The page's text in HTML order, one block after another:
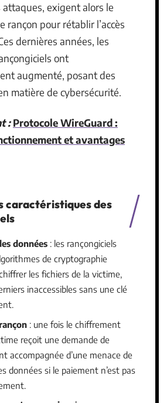
attaques, exigent alors le
rançon pour rétablir l’accès
dernières années, les
ont
augmenté, posant des
matière de cybersécurité.
: Protocole WireGuard :
et avantages
caractéristiques des
données : les rançongiciels
de cryptographie
les fichiers de la victime,
inaccessibles sans une clé
: une fois le chiffrement
reçoit une demande de
accompagnée d’une menace de
données si le paiement n’est pas